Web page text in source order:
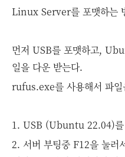
Linux Server를 포맷하는
먼저 USB를 포맷하고,
일을 다운 받는다.
rufus.exe를 사용해서 파일
1. USB (Ubuntu 22.04)를
2. 서버 부팅중 F12을 눌